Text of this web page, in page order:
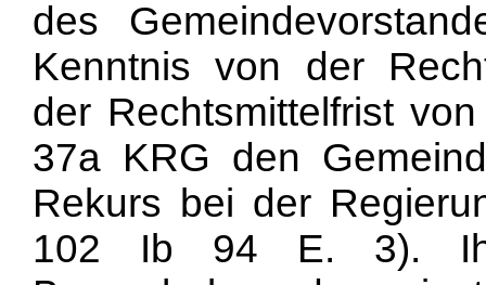
des
Kenntnis von der
der Rechtsmittelfrist
37a KRG den
Rekurs bei der
102 Ib 94 E. 3).